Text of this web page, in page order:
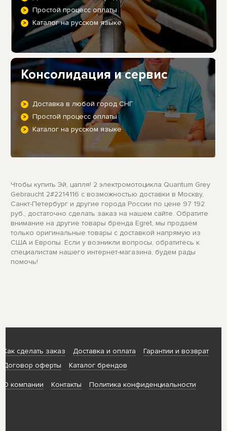
Простой процесс оплаты
Каталог на русском языке
Консолидация и сервис
Доставка в любой город СНГ
Простой процесс оплаты
Каталог на русском языке
Чтобы купить Эй, цапля! 2 электромотоцикла Quantum Grey
Gebraucht 2#2214116 с возможностью доставки в Москву,
Санкт-Петербург и другие города России по цене 97 192
руб., достаточно сделать заказ на нашем сайте. Обратите
внимание на другие товары бренда Egret, мы продаем
только оригинальные товары с доставкой напрямую из
США и Европы. Если у возникли вопросы, обратитесь к
специалистам нашего интернет-магазина, будем рады
помочь!
Как сделать заказ Доставка и оплата
Гарантии и возврат
Договор оферты
Каталог брендов
О компании Контакты Политика конфиденциальности